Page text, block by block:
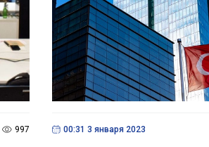
997 00:31 3 января 2023